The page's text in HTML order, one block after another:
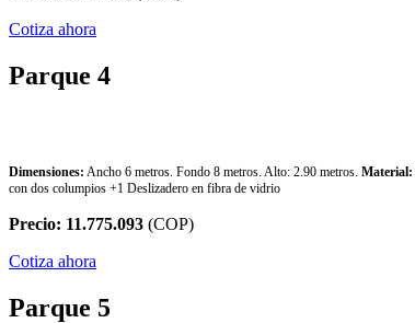
Cotiza ahora
Parque 4
Dimensiones: Ancho 6 metros. Fondo 8 metros. Alto: 2.90 metros. Material:
con dos columpios +1 Deslizadero en fibra de vidrio
Precio: 11.775.093 (COP)
Cotiza ahora
Parque 5